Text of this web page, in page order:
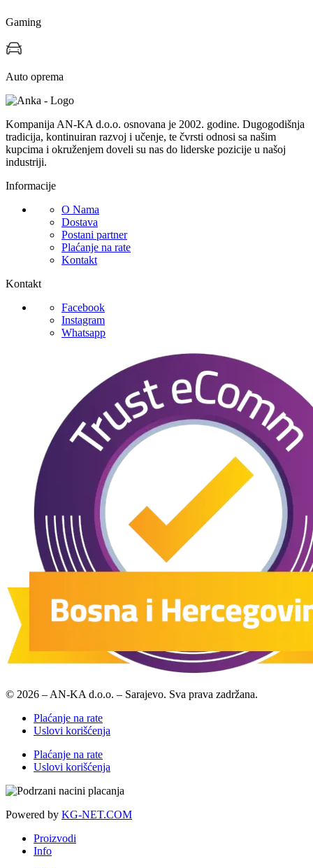
Gaming
Auto oprema
Kompanija AN-KA d.o.o. osnovana je 2002. godine. Dugogodišnja
tradicija, kontinuiran razvoj i učenje, te čvrsti odnosi sa našim
kupcima i okruženjem doveli su nas do liderske pozicije u našoj
industriji.
Informacije
O Nama
Dostava
Postani partner
Plaćanje na rate
Kontakt
Kontakt
Facebook
Instagram
Whatsapp
© 2026 – AN-KA d.o.o. – Sarajevo. Sva prava zadržana.
Plaćanje na rate
Uslovi korišćenja
Plaćanje na rate
Uslovi korišćenja
Powered by KG-NET.COM
Proizvodi
Info